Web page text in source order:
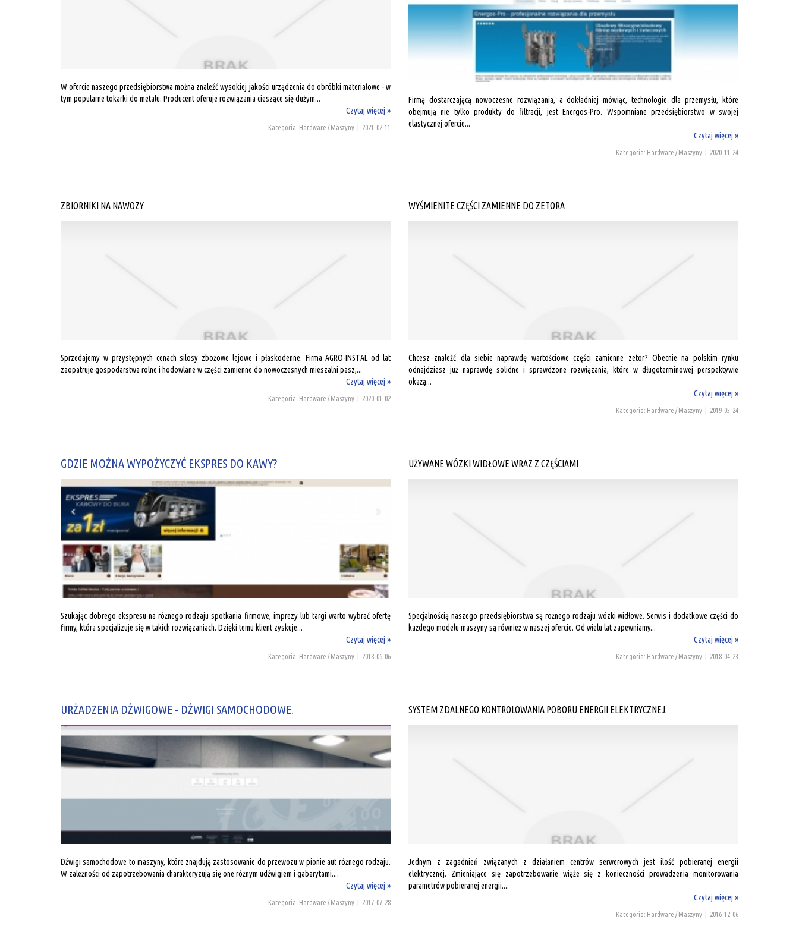
W ofercie naszego przedsiębiorstwa można znaleźć wysokiej jakości urządzenia do obróbki materiałowe - w
tym popularne tokarki do metalu. Producent oferuje rozwiązania cieszące się dużym...
Czytaj więcej »
Kategoria: Hardware / Maszyny 2021-02-11
Firmą dostarczającą nowoczesne rozwiązania, a dokładniej mówiąc, technologie dla przemysłu, które
obejmują nie tylko produkty do filtracji, jest Energos-Pro. Wspomniane przedsiębiorstwo w swojej
elastycznej ofercie...
Czytaj więcej »
Kategoria: Hardware / Maszyny 2020-11-24
ZBIORNIKI NA NAWOZY
Sprzedajemy w przystępnych cenach silosy zbożowe lejowe i płaskodenne. Firma AGRO-INSTAL od lat
zaopatruje gospodarstwa rolne i hodowlane w części zamienne do nowoczesnych mieszalni pasz,...
Czytaj więcej »
Kategoria: Hardware / Maszyny 2020-01-02
WYŚMIENITE CZĘŚCI ZAMIENNE DO ZETORA
Chcesz znaleźć dla siebie naprawdę wartościowe części zamienne zetor? Obecnie na polskim rynku
odnajdziesz już naprawdę solidne i sprawdzone rozwiązania, które w długoterminowej perspektywie
okażą...
Czytaj więcej »
Kategoria: Hardware / Maszyny 2019-05-24
GDZIE MOŻNA WYPOŻYCZYĆ EKSPRES DO KAWY?
Szukając dobrego ekspresu na różnego rodzaju spotkania firmowe, imprezy lub targi warto wybrać ofertę
firmy, która specjalizuje się w takich rozwiązaniach. Dzięki temu klient zyskuje...
Czytaj więcej »
Kategoria: Hardware / Maszyny 2018-06-06
UŻYWANE WÓZKI WIDŁOWE WRAZ Z CZĘŚCIAMI
Specjalnością naszego przedsiębiorstwa są rożnego rodzaju wózki widłowe. Serwis i dodatkowe części do
każdego modelu maszyny są również w naszej ofercie. Od wielu lat zapewniamy...
Czytaj więcej »
Kategoria: Hardware / Maszyny 2018-04-23
URŻADZENIA DŹWIGOWE - DŹWIGI SAMOCHODOWE.
Dźwigi samochodowe to maszyny, które znajdują zastosowanie do przewozu w pionie aut różnego rodzaju.
W zależności od zapotrzebowania charakteryzują się one różnym udźwigiem i gabarytami....
Czytaj więcej »
Kategoria: Hardware / Maszyny 2017-07-28
SYSTEM ZDALNEGO KONTROLOWANIA POBORU ENERGII ELEKTRYCZNEJ.
Jednym z zagadnień związanych z działaniem centrów serwerowych jest ilość pobieranej energii
elektrycznej. Zmieniające się zapotrzebowanie wiąże się z konieczności prowadzenia monitorowania
parametrów pobieranej energii....
Czytaj więcej »
Kategoria: Hardware / Maszyny 2016-12-06